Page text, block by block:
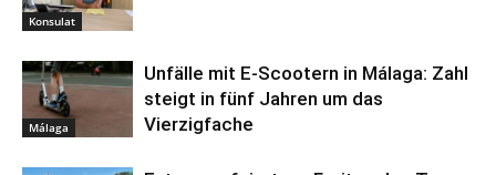
Konsulat
Málaga
Unfälle mit E-Scootern in Málaga: Zahl
steigt in fünf Jahren um das
Vierzigfache